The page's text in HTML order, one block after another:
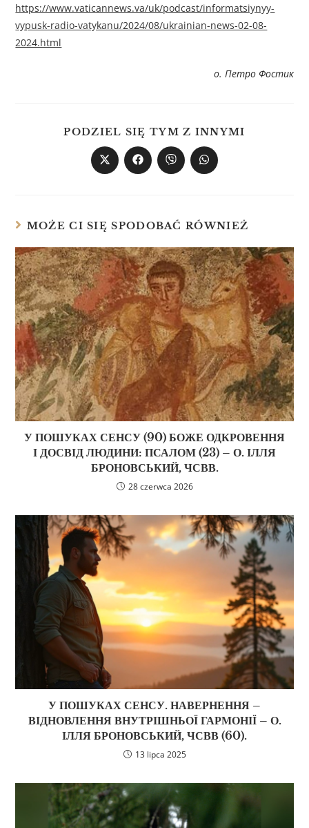
https://www.vaticannews.va/uk/podcast/informatsiynyy-
vypusk-radio-vatykanu/2024/08/ukrainian-news-02-08-
2024.html
о. Петро Фостик
PODZIEL SIĘ TYM Z INNYMI
MOŻE CI SIĘ SPODOBAĆ RÓWNIEŻ
У ПОШУКАХ СЕНСУ (90) БОЖЕ ОДКРОВЕННЯ
І ДОСВІД ЛЮДИНИ: ПСАЛОМ (23) – О. ІЛЛЯ
БРОНОВСЬКИЙ, ЧСВВ.
28 czerwca 2026
У ПОШУКАХ СЕНСУ. НАВЕРНЕННЯ –
ВІДНОВЛЕННЯ ВНУТРІШНЬОЇ ГАРМОНІЇ – О.
ІЛЛЯ БРОНОВСЬКИЙ, ЧСВВ (60).
13 lipca 2025